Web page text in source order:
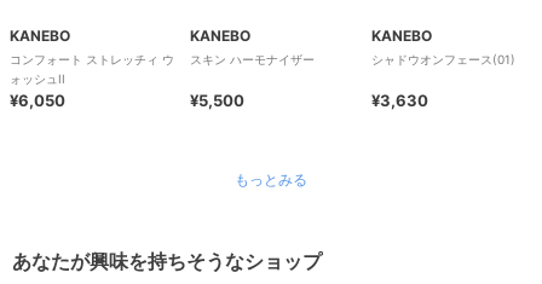
KANEBO
コンフォート ストレッチィ ウ
ォッシュII
¥6,050
KANEBO
スキン ハーモナイザー
¥5,500
KANEBO
シャドウオンフェース(01)
¥3,630
もっとみる
あなたが興味を持ちそうなショップ